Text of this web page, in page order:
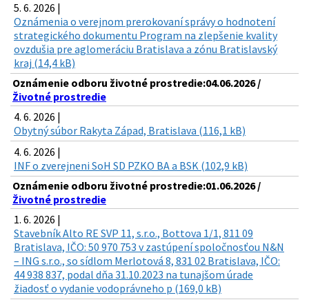
5. 6. 2026 |
Oznámenia o verejnom prerokovaní správy o hodnotení
strategického dokumentu Program na zlepšenie kvality
ovzdušia pre aglomeráciu Bratislava a zónu Bratislavský
kraj (14,4 kB)
Oznámenie odboru životné prostredie:04.06.2026 /
Životné prostredie
4. 6. 2026 |
Obytný súbor Rakyta Západ, Bratislava (116,1 kB)
4. 6. 2026 |
INF o zverejneni SoH SD PZKO BA a BSK (102,9 kB)
Oznámenie odboru životné prostredie:01.06.2026 /
Životné prostredie
1. 6. 2026 |
Stavebník Alto RE SVP 11, s.r.o., Bottova 1/1, 811 09
Bratislava, IČO: 50 970 753 v zastúpení spoločnosťou N&N
– ING s.r.o., so sídlom Merlotová 8, 831 02 Bratislava, IČO:
44 938 837, podal dňa 31.10.2023 na tunajšom úrade
žiadosť o vydanie vodoprávneho p (169,0 kB)